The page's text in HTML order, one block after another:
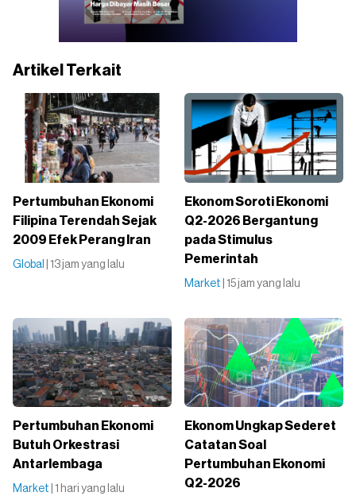
Artikel Terkait
Pertumbuhan Ekonomi
Filipina Terendah Sejak
2009 Efek Perang Iran
Global | 13 jam yang lalu
Ekonom Soroti Ekonomi
Q2-2026 Bergantung
pada Stimulus
Pemerintah
Market | 15 jam yang lalu
Pertumbuhan Ekonomi
Butuh Orkestrasi
Antarlembaga
Market | 1 hari yang lalu
Ekonom Ungkap Sederet
Catatan Soal
Pertumbuhan Ekonomi
Q2-2026